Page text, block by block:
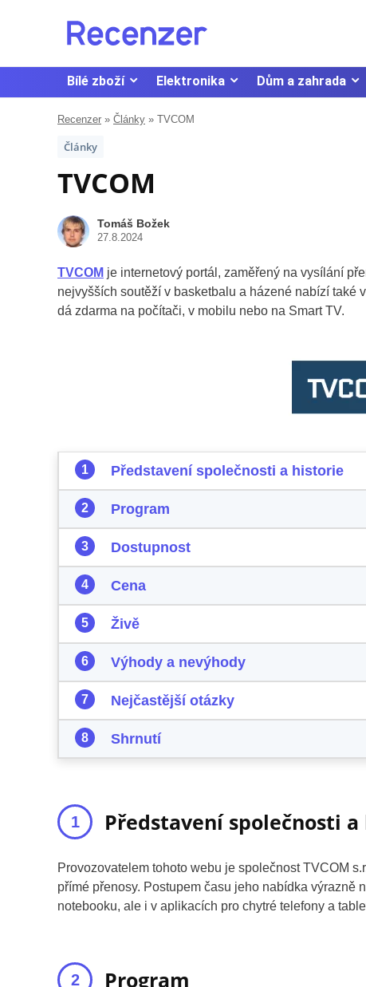
Bílé zboží Elektronika Dům a zahrada
Recenzer » Články » TVCOM
Články
TVCOM
Tomáš Božek
27.8.2024
TVCOM je internetový portál, zaměřený na vysílání
nejvyšších soutěží v basketbalu a házené nabízí také
dá zdarma na počítači, v mobilu nebo na Smart TV.
Představení společnosti a historie
Program
Dostupnost
Cena
Živě
Výhody a nevýhody
Nejčastější otázky
Shrnutí
Představení společnosti
Provozovatelem tohoto webu je společnost TVCOM
přímé přenosy. Postupem času jeho nabídka
notebooku, ale i v aplikacích pro chytré telefony a
Program